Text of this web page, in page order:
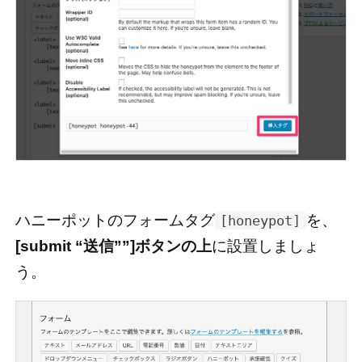
ハニーポットのフォームタグ [honeypot]
を、
[submit “送信””]ボタンの上に設置しましょ
う。